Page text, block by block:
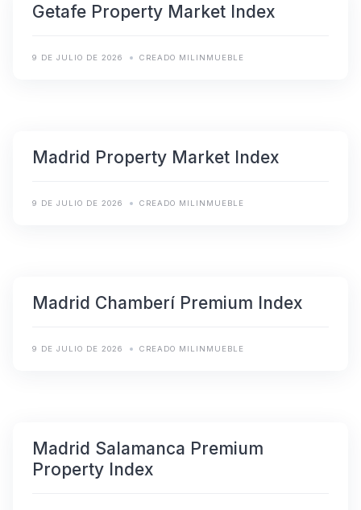
Getafe Property Market Index
9 DE JULIO DE 2026 CREADO MILINMUEBLE
Madrid Property Market Index
9 DE JULIO DE 2026 CREADO MILINMUEBLE
Madrid Chamberí Premium Index
9 DE JULIO DE 2026 CREADO MILINMUEBLE
Madrid Salamanca Premium
Property Index